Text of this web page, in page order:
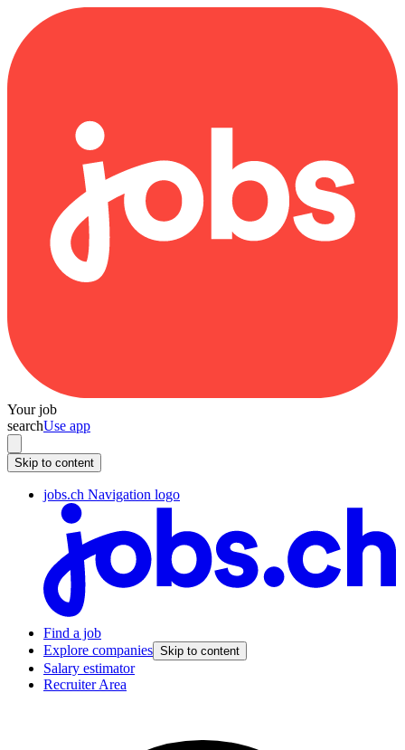
Your job
searchUse app
Skip to content
jobs.ch Navigation logo
Find a job
Explore companies Skip to content
Salary estimator
Recruiter Area